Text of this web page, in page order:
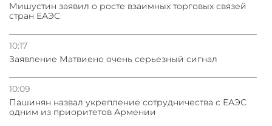
Мишустин заявил о росте взаимных торговых связей
стран ЕАЭС
10:17
Заявление Матвиено очень серьезный сигнал
10:09
Пашинян назвал укрепление сотрудничества с ЕАЭС
одним из приоритетов Армении